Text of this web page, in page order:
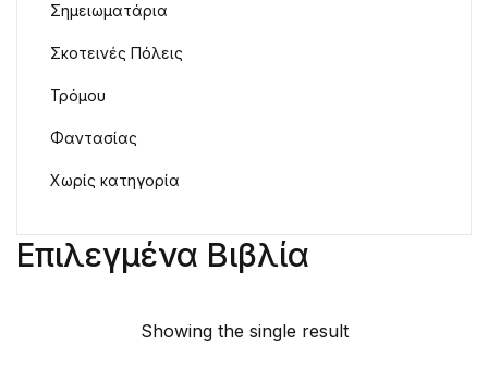
Επιλεγμένα Βιβλία
Showing the single result
Σημειωματάρια
Σκοτεινές Πόλεις
Τρόμου
Φαντασίας
Χωρίς κατηγορία